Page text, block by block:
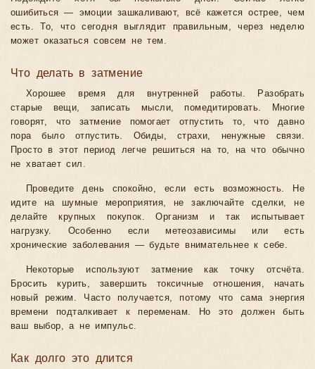
ошибиться — эмоции зашкаливают, всё кажется острее, чем
есть. То, что сегодня выглядит правильным, через неделю
может оказаться совсем не тем.
Что делать в затмение
Хорошее время для внутренней работы. Разобрать
старые вещи, записать мысли, помедитировать. Многие
говорят, что затмение помогает отпустить то, что давно
пора было отпустить. Обиды, страхи, ненужные связи.
Просто в этот период легче решиться на то, на что обычно
не хватает сил.
Проведите день спокойно, если есть возможность. Не
идите на шумные мероприятия, не заключайте сделки, не
делайте крупных покупок. Организм и так испытывает
нагрузку. Особенно если метеозависимы или есть
хронические заболевания — будьте внимательнее к себе.
Некоторые используют затмение как точку отсчёта.
Бросить курить, завершить токсичные отношения, начать
новый режим. Часто получается, потому что сама энергия
времени подталкивает к переменам. Но это должен быть
ваш выбор, а не импульс.
Как долго это длится